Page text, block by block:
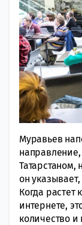
Муравьев
направление,
Татарстаном,
он
Когда растет
интернете,
количество